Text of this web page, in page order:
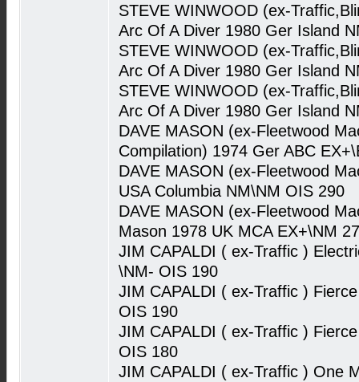
STEVE WINWOOD (ex-
Arc Of A Diver 1980 Ger Island
STEVE WINWOOD (ex-
Arc Of A Diver 1980 Ger Island
STEVE WINWOOD (ex-
Arc Of A Diver 1980 Ger Island
DAVE MASON (ex-Fleetwood
Compilation) 1974 Ger ABC
DAVE MASON (ex-Fleetwood
USA Columbia NM\NM OIS 290
DAVE MASON (ex-Fleetwood
Mason 1978 UK MCA EX+\NM
JIM CAPALDI ( ex-Traffic )
\NM- OIS 190
JIM CAPALDI ( ex-Traffic )
OIS 190
JIM CAPALDI ( ex-Traffic )
OIS 180
JIM CAPALDI ( ex-Traffic ) One